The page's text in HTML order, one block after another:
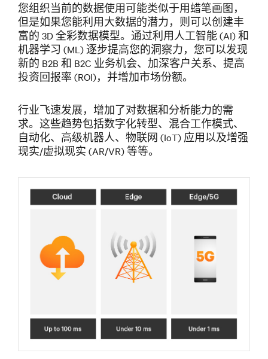
您组织当前的数据使用可能类似于用蜡笔画图，
但是如果您能利用大数据的潜力，则可以创建丰
富的 3D 全彩数据模型。通过利用人工智能 (AI) 和
机器学习 (ML) 逐步提高您的洞察力，您可以发现
新的 B2B 和 B2C 业务机会、加深客户关系、提高
投资回报率 (ROI)，并增加市场份额。
行业飞速发展，增加了对数据和分析能力的需
求。这些趋势包括数字化转型、混合工作模式、
自动化、高级机器人、物联网 (IoT) 应用以及增强
现实/虚拟现实 (AR/VR) 等等。